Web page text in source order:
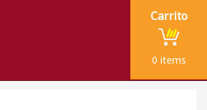
Carrito
0 items